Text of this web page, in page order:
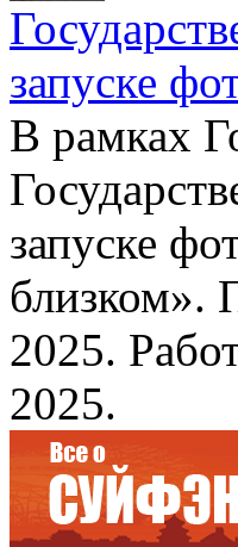
запуске
В рамках
запуске
близком».
2025.
2025.